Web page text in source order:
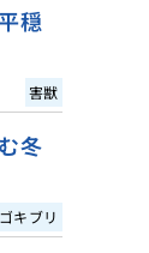
穏
害獣
冬
ゴキブリ